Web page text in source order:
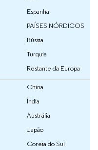
Espanha
PAÍSES NÓRDICOS
Rússia
Turquia
Restante da Europa
China
Índia
Austrália
Japão
Coreia do Sul